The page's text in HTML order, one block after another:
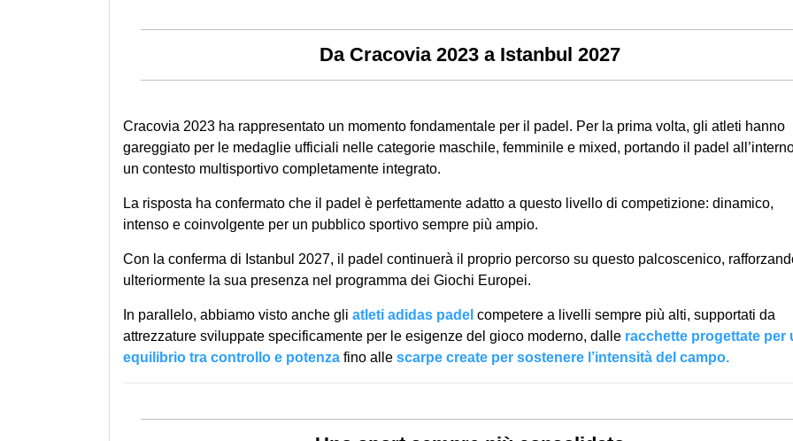
Da Cracovia 2023 a Istanbul 2027
Cracovia 2023 ha rappresentato un momento fondamentale per il padel. Per la prima volta, gli atleti hanno
gareggiato per le medaglie ufficiali nelle categorie maschile, femminile e mixed, portando il padel
un contesto multisportivo completamente integrato.
La risposta ha confermato che il padel è perfettamente adatto a questo livello di competizione: dinamico,
intenso e coinvolgente per un pubblico sportivo sempre più ampio.
Con la conferma di Istanbul 2027, il padel continuerà il proprio percorso su questo palcoscenico,
ulteriormente la sua presenza nel programma dei Giochi Europei.
In parallelo, abbiamo visto anche gli atleti adidas padel competere a livelli sempre più alti, supportati da
attrezzature sviluppate specificamente per le esigenze del gioco moderno, dalle racchette progettate per
equilibrio tra controllo e potenzafino alle scarpe create per sostenere l’intensità del campo.